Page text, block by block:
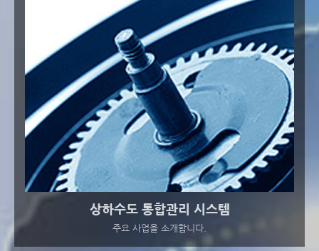
상하수도 통합관리 시스템
주요 사업을 소개합니다.